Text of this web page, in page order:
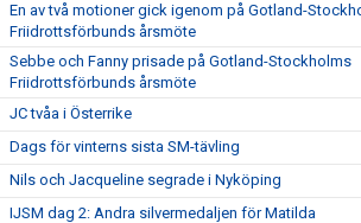
En av två motioner gick igenom på Gotland-
Friidrottsförbunds årsmöte
Sebbe och Fanny prisade på Gotland-Stockholms
Friidrottsförbunds årsmöte
JC tvåa i Österrike
Dags för vinterns sista SM-tävling
Nils och Jacqueline segrade i Nyköping
IJSM dag 2: Andra silvermedaljen för Matilda